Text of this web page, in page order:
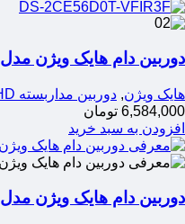
دوربین دام هایک ویژن مدل DS-2CE56D0T-VFIR3F
هایک ویژن, دوربین مداربسته TURBO HD
6,584,000 تومان
افزودن به سبد خرید
دوربین دام هایک ویژن مدل DS-2CE70DF3T-PF